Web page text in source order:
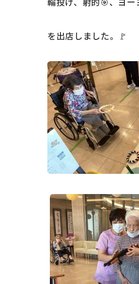
を出店しました。🚩